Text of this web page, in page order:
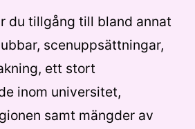
du tillgång till bland annat
scenuppsättningar,
ett stort
inom universitet,
samt mängder av